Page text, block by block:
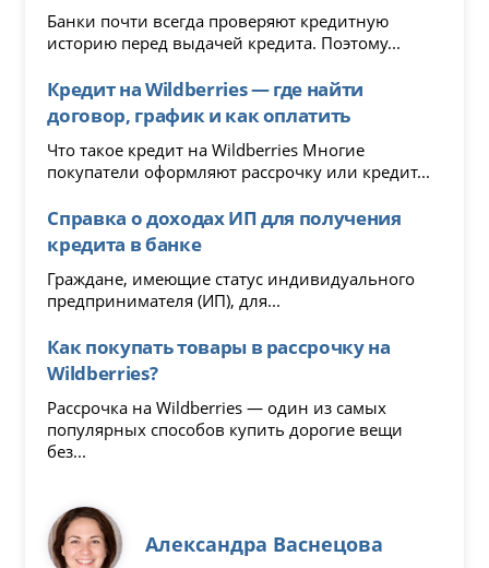
Банки почти всегда проверяют кредитную
историю перед выдачей кредита. Поэтому...
Кредит на Wildberries — где найти
договор, график и как оплатить
Что такое кредит на Wildberries Многие
покупатели оформляют рассрочку или кредит...
Справка о доходах ИП для получения
кредита в банке
Граждане, имеющие статус индивидуального
предпринимателя (ИП), для...
Как покупать товары в рассрочку на
Wildberries?
Рассрочка на Wildberries — один из самых
популярных способов купить дорогие вещи
без...
Александра Васнецова